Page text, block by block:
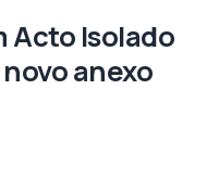
Acto Isolado
anexo